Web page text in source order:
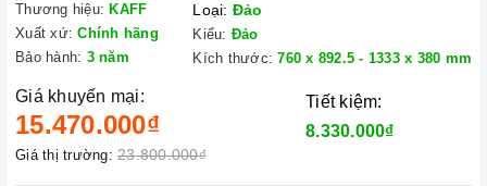
Thương hiệu: KAFF
Xuất xứ: Chính hãng
Bảo hành: 3 năm
Loại: Đảo
Kiểu: Đảo
Kích thước: 760 x 892.5 - 1333 x 380 mm
Giá khuyến mại:
15.470.000₫
Giá thị trường: 23.800.000₫
Tiết kiệm:
8.330.000₫